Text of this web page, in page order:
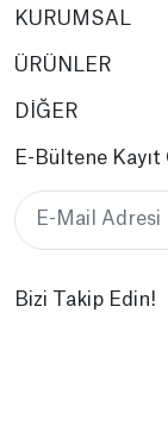
KURUMSAL
ÜRÜNLER
DİĞER
E-Bültene Kayıt
Bizi Takip Edin!